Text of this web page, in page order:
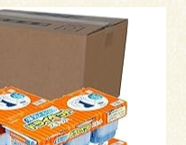
パーツギャラリー